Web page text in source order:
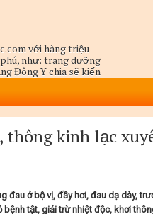
với hàng triệu
như: trang dưỡng
Đông Y chia sẽ kiến
thầy hành y là dùng
toàn diện,
kinh lạc
đau ở bộ vị, đầy hơi, đau dạ dày,
bệnh tật, giải trừ nhiệt độc, khơi